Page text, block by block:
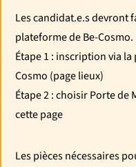
Les candidat.e.s devront
plateforme de Be-Cosmo.
Étape 1 : inscription via
Cosmo (page lieux)
Étape 2 : choisir Porte
cette page
Les pièces nécessaires